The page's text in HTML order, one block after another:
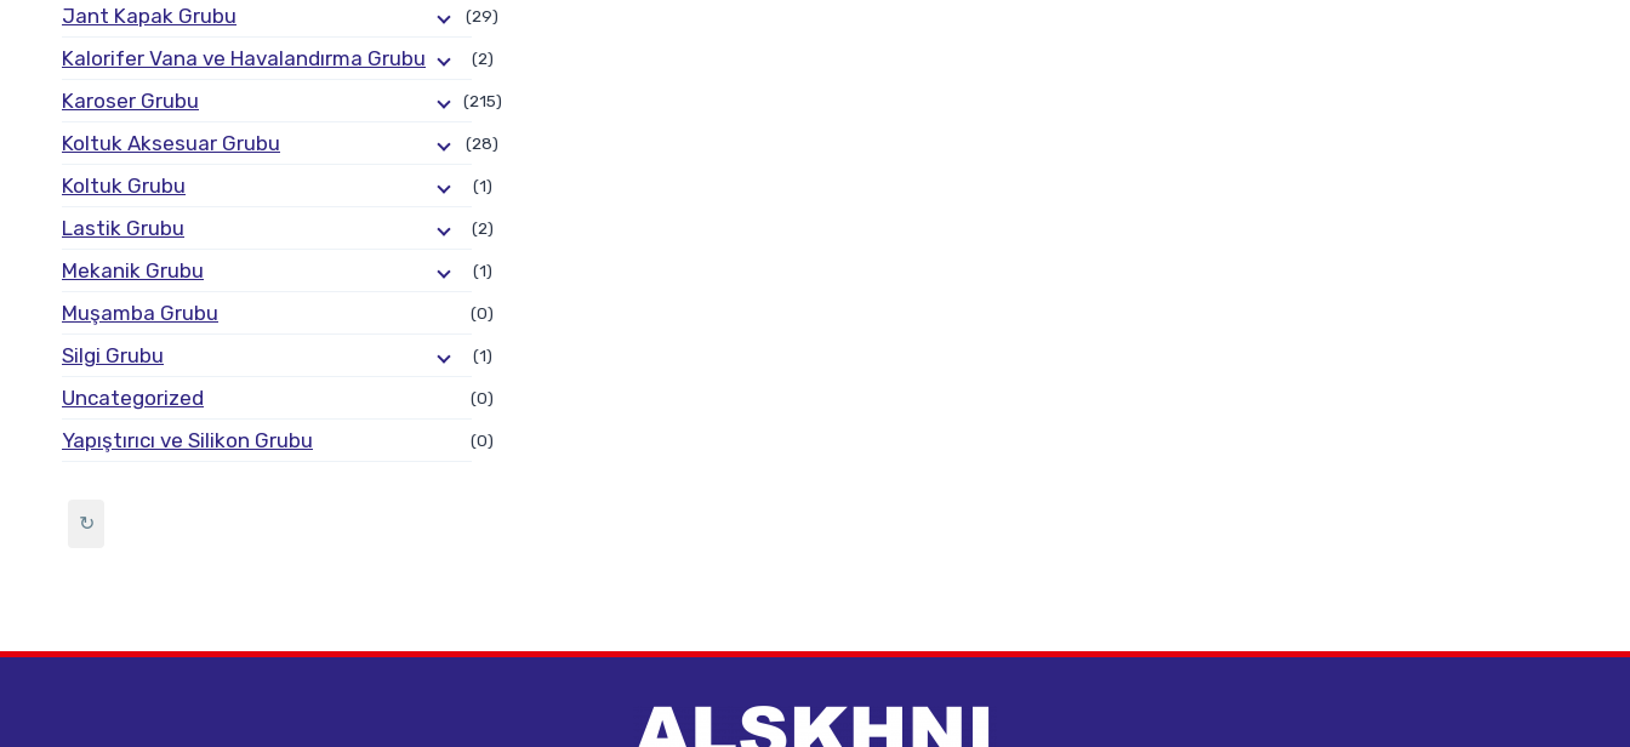
Jant Kapak Grubu (29)
Kalorifer Vana ve Havalandırma Grubu (2)
Karoser Grubu (215)
Koltuk Aksesuar Grubu (28)
Koltuk Grubu (1)
Lastik Grubu (2)
Mekanik Grubu (1)
Muşamba Grubu (0)
Silgi Grubu (1)
Uncategorized (0)
Yapıştırıcı ve Silikon Grubu (0)
↻